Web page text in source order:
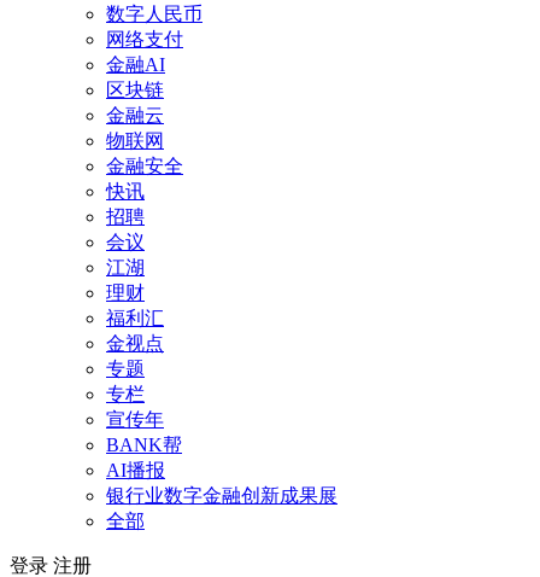
数字人民币
网络支付
金融AI
区块链
金融云
物联网
金融安全
快讯
招聘
会议
江湖
理财
福利汇
金视点
专题
专栏
宣传年
BANK帮
AI播报
银行业数字金融创新成果展
全部
登录 注册